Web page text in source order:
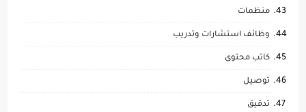
منظمات
وظائف استشارات وتدريب
كاتب محتوى
توصيل
تدقيق